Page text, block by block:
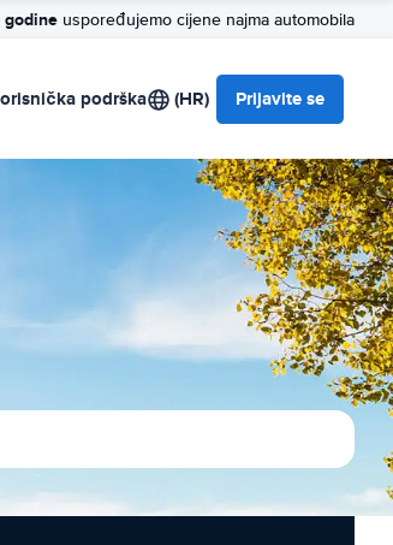
uspoređujemo cijene najma automobila
podrška (HR) Prijavite se